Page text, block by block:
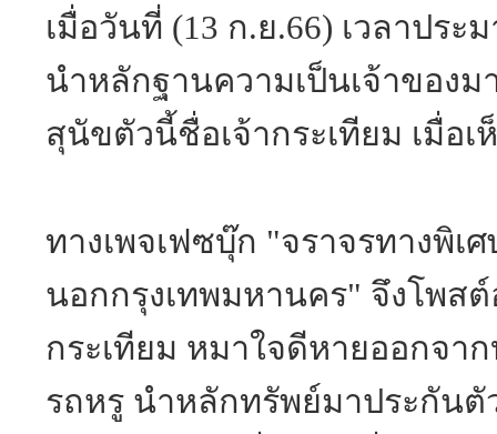
เมื่อวันที่ (13 ก.ย.66) เวลาปร
นำหลักฐานความเป็นเจ้าของ
สุนัขตัวนี้ชื่อเจ้ากระเทียม เมื่อ
ทางเพจเฟซบุ๊ก "จราจรทางพิเ
นอกกรุงเทพมหานคร" จึงโพส
กระเทียม หมาใจดีหายออกจา
รถหรู นำหลักทรัพย์มาประกัน